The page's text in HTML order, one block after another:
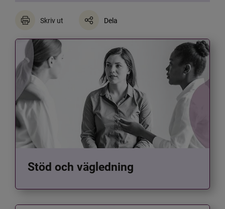
Skriv ut Dela
Stöd och vägledning